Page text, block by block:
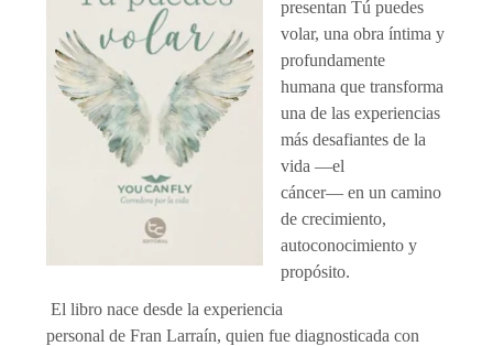
presentan Tú puedes
volar, una obra íntima y
profundamente
humana que transforma
una de las experiencias
más desafiantes de la
vida —el
cáncer— en un camino
de crecimiento,
autoconocimiento y
propósito.
El libro nace desde la experiencia
personal de Fran Larraín, quien fue diagnosticada con